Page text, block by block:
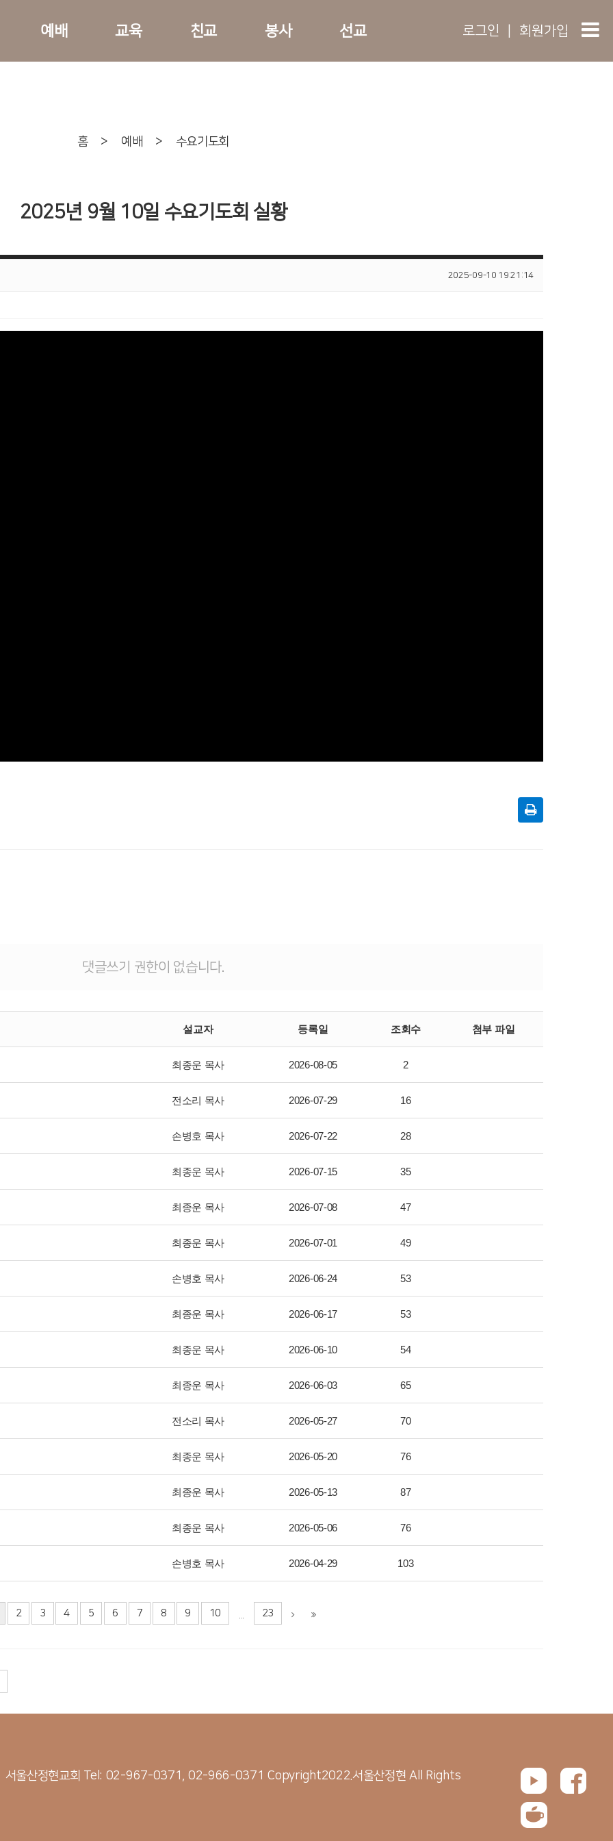
예배 교육 친교 봉사 선교 로그인 회원가입
홈 > 예배 > 수요기도회
2025년 9월 10일 수요기도회 실황
2025-09-10 19:21:14
댓글쓰기 권한이 없습니다.
설교자 등록일 조회수 첨부 파일
최종운 목사 2026-08-05 2
전소리 목사 2026-07-29 16
손병호 목사 2026-07-22 28
최종운 목사 2026-07-15 35
최종운 목사 2026-07-08 47
최종운 목사 2026-07-01 49
손병호 목사 2026-06-24 53
최종운 목사 2026-06-17 53
최종운 목사 2026-06-10 54
최종운 목사 2026-06-03 65
전소리 목사 2026-05-27 70
최종운 목사 2026-05-20 76
최종운 목사 2026-05-13 87
최종운 목사 2026-05-06 76
손병호 목사 2026-04-29 103
2 3 4 5 6 7 8 9 10 23
울산정현교회 Tel: 02-967-0371, 02-966-0371Copyright2022.서울산정현 All Rights